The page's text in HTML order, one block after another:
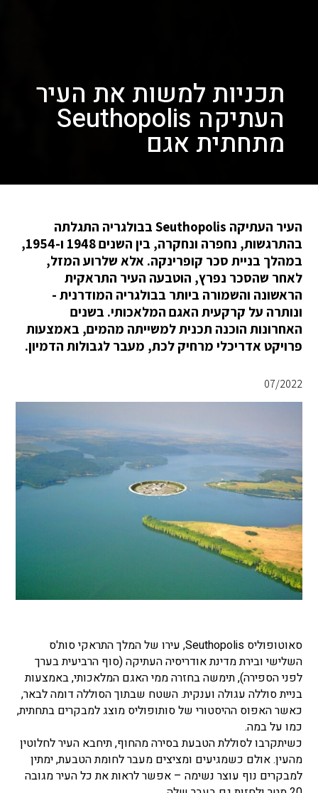
תכניות למשות את העיר
העתיקה Seuthopolis
מתחתית אגם
העיר העתיקה Seuthopolis בבולגריה התגלתה
בהתרגשות, נחפרה ונחקרה, בין השנים 1948 ו-1954,
במהלך בניית סכר קופרינקה. אלא שלרוע המזל,
לאחר שהסכר נפרץ, הוטבעה העיר התראקית
הראשונה והשמורה ביותר בבולגריה המודרנית -
ונותרה על קרקעית האגם המלאכותי. בשנים
האחרונות הוכנה תכנית למשייתה מהמים, באמצעות
פרויקט אדריכלי מרחיק לכת, מעבר לגבולות הדמיון.
07/2022
סאוטופוליס Seuthopolis, עירו של המלך התראקי סות'ס
השלישי ובירת מדינת אודריסיה העתיקה (סוף הרביעית בערך
לפני הספירה), תימשה בחזרה ממי האגם המלאכותי, באמצעות
בניית סוללה עגולה וענקית. השטח שבתוך הסוללה דומה לבאר,
כאשר האפוס ההיסטורי של סותופוליס מוצג למבקרים בתחתית,
כמו על במה.
כשיתקרבו לסוללת הטבעת בסירה מהחוף, תיחבא העיר לחלוטין
מהעין. אולם כשמגיעים ומציצים מעבר לחומת הטבעת, ימתין
למבקרים נוף עוצר נשימה – אפשר לראות את כל העיר מגובה